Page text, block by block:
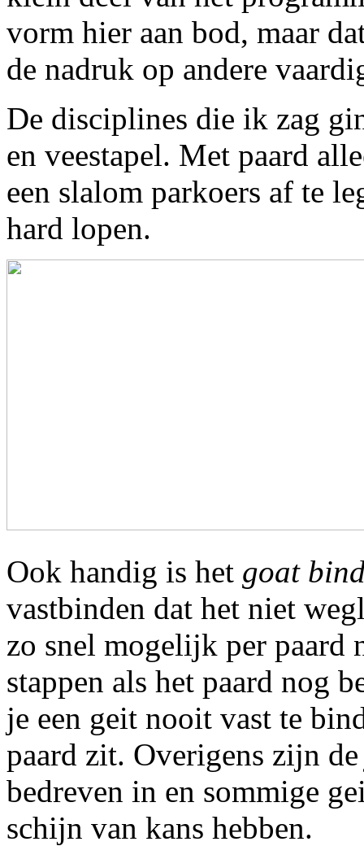
vorm hier aan bod, maar
de nadruk op andere
De disciplines die ik zag
en veestapel. Met paard
een slalom parkoers af te
hard lopen.
Ook handig is het goat
vastbinden dat het niet
zo snel mogelijk per paard
stappen als het paard nog
je een geit nooit vast te
paard zit. Overigens zijn
bedreven in en sommige
schijn van kans hebben.